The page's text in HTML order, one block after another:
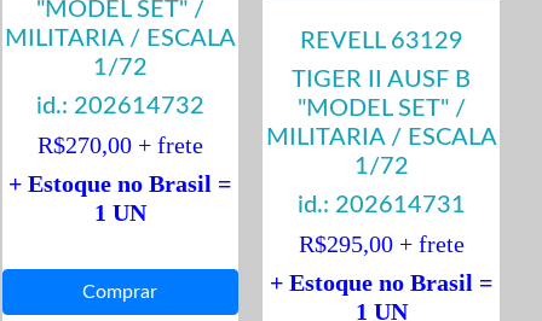
"MODEL SET" /
MILITARIA / ESCALA
1/72
id.: 202614732
R$270,00 + frete
+ Estoque no Brasil =
1 UN
REVELL 63129
TIGER II AUSF B
"MODEL SET" /
MILITARIA / ESCALA
1/72
id.: 202614731
R$295,00 + frete
+ Estoque no Brasil =
1 UN